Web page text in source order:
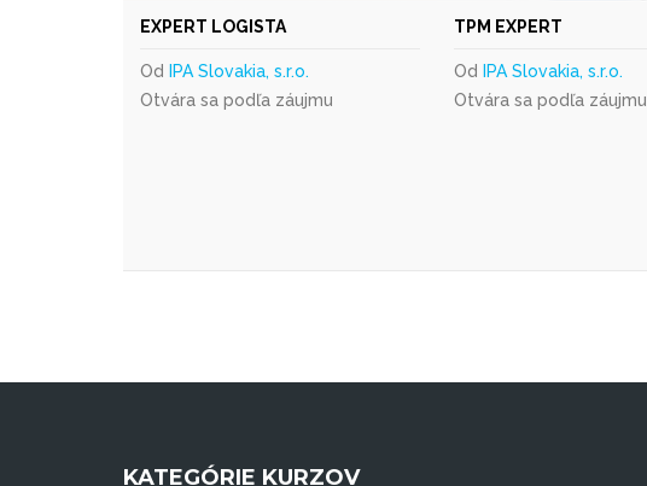
EXPERT LOGISTA
Od IPA Slovakia, s.r.o.
Otvára sa podľa záujmu
TPM EXPERT
Od IPA Slovakia, s.r.o.
Otvára sa podľa záujmu
KATEGÓRIE KURZOV